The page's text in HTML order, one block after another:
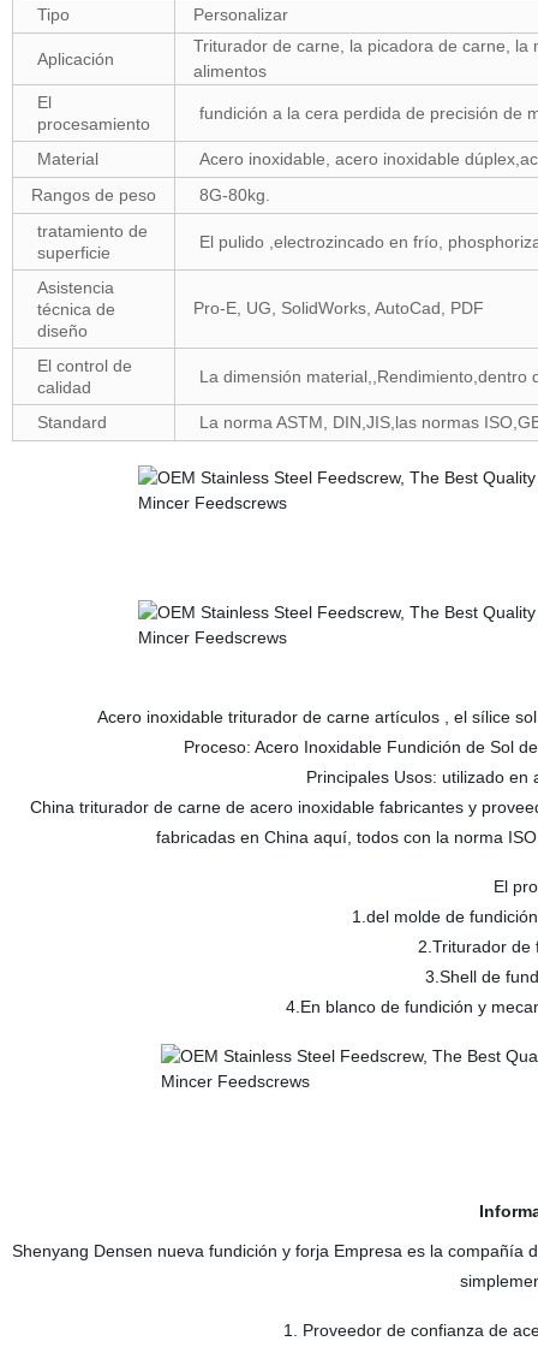
Tipo
Personalizar
Aplicación
Triturador de carne, la picadora de carne, la
alimentos
El
procesamiento
fundición a la cera perdida de precisión de
Material
Acero inoxidable, acero inoxidable
Rangos de peso
8G-80kg.
tratamiento de
superficie
El pulido ,electrozincado en frío,
Asistencia
técnica de
diseño
Pro-E, UG, SolidWorks, AutoCad, PDF
El control de
calidad
La dimensión material,,Rendimiento,dentro
Standard La norma ASTM, DIN,JIS,las normas
Acero inoxidable triturador de carne artículos , el sílice
Proceso: Acero Inoxidable Fundición de Sol
Principales Usos: utilizado
China triturador de carne de acero inoxidable fabricantes y
fabricadas en China aquí, todos con la norma
El
1.del molde de
2.Triturador de
3.Shell de
4.En blanco de fundición y
Shenyang Densen nueva fundición y forja Empresa es la
1. Proveedor de confianza de